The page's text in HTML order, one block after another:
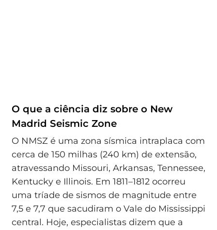
O que a ciência diz sobre o New
Madrid Seismic Zone
O NMSZ é uma zona sísmica intraplaca com
cerca de 150 milhas (240 km) de extensão,
atravessando Missouri, Arkansas, Tennessee,
Kentucky e Illinois. Em 1811–1812 ocorreu
uma tríade de sismos de magnitude entre
7,5 e 7,7 que sacudiram o Vale do Mississippi
central. Hoje, especialistas dizem que a